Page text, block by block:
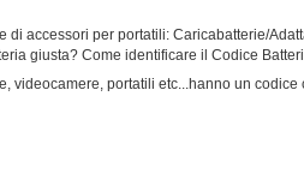
di accessori per portatili: Caricabatterie/
giusta? Come identificare il Codice
videocamere, portatili etc...hanno un